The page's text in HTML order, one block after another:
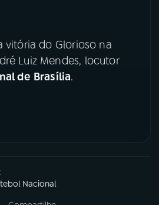
Facebook
X
vitória do Glorioso na
Luiz Mendes, locutor
de Brasília.
Nacional